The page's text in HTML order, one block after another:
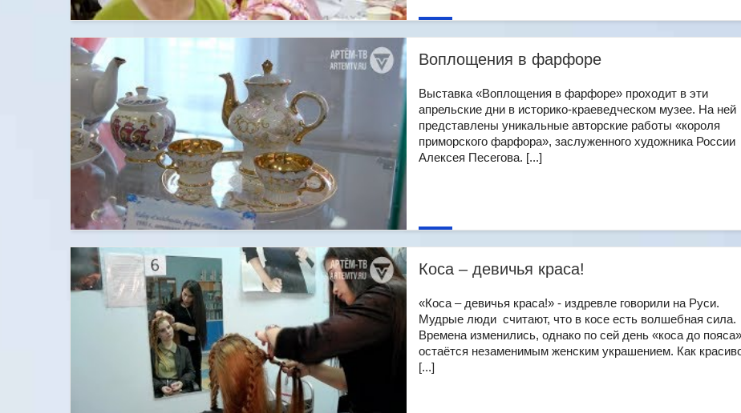
Воплощения в фарфоре
Выставка «Воплощения в фарфоре» проходит в эти
апрельские дни в историко-краеведческом музее. На ней
представлены уникальные авторские работы «короля
приморского фарфора», заслуженного художника России
Алексея Песегова. [...]
Коса – девичья краса!
«Коса – девичья краса!» - издревле говорили на Руси.
Мудрые люди считают, что в косе есть волшебная сила.
Времена изменились, однако по сей день «коса до пояса»
остаётся незаменимым женским украшением. Как
[...]